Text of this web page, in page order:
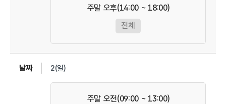
주말 오후(14:00 ~ 18:00)
전체
2(일)
주말 오전(09:00 ~ 13:00)